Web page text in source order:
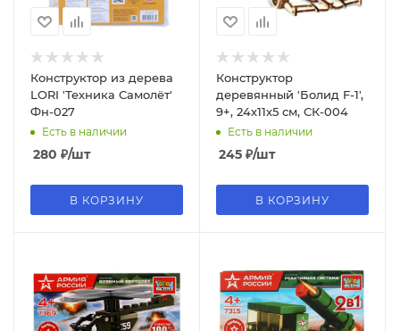
Конструктор из дерева
LORI 'Техника Самолёт'
Фн-027
Есть в наличии
280 ₽/шт
В КОРЗИНУ
Конструктор
деревянный 'Болид F-1',
9+, 24х11х5 см, СК-004
Есть в наличии
245 ₽/шт
В КОРЗИНУ